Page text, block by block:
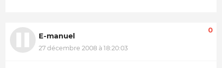
E-manuel
27 décembre 2008 à 18:20:03
0